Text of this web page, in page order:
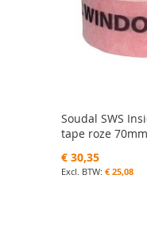
Soudal SWS
tape roze 70mm
€ 30,35
€ 25,08